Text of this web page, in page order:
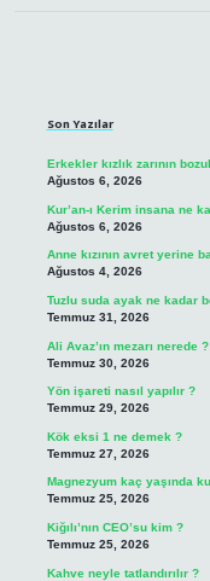
Son Yazılar
Erkekler kızlık zarının
Ağustos 6, 2026
Kur’an-ı Kerim insana ne
Ağustos 6, 2026
Anne kızının avret yerine
Ağustos 4, 2026
Tuzlu suda ayak ne kadar
Temmuz 31, 2026
Ali Avaz’ın mezarı nerede ?
Temmuz 30, 2026
Yön işareti nasıl yapılır ?
Temmuz 29, 2026
Kök eksi 1 ne demek ?
Temmuz 27, 2026
Magnezyum kaç yaşında
Temmuz 25, 2026
Kiğılı’nın CEO’su kim ?
Temmuz 25, 2026
Kahve neyle tatlandırılır ?